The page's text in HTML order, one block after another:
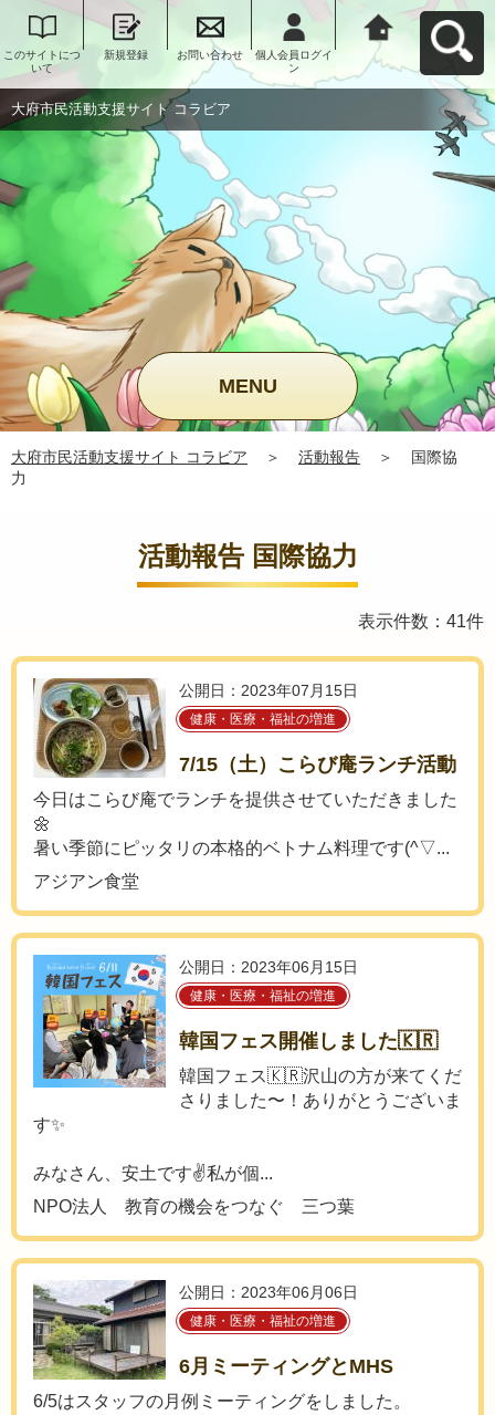
このサイトにつ
いて
新規登録 お問い合わせ
個人会員ログイ
ン
大府市民活動支
援サイト コラビ
アへ戻る
大府市民活動支援サイト コラビア
MENU
大府市民活動支援サイト コラビア ＞ 活動報告 ＞
国際協
力
活動報告 国際協力
表示件数：41件
公開日：2023年07月15日
健康・医療・福祉の増進
7/15（土）こらび庵ランチ活動
今日はこらび庵でランチを提供させていただきました
🌼
暑い季節にピッタリの本格的ベトナム料理です(^▽...
アジアン食堂
公開日：2023年06月15日
健康・医療・福祉の増進
韓国フェス開催しました🇰🇷
韓国フェス🇰🇷沢山の方が来てくだ
さりました〜！ありがとうございま
す✨
みなさん、安土です✌️私が個...
NPO法人 教育の機会をつなぐ 三つ葉
公開日：2023年06月06日
健康・医療・福祉の増進
6月ミーティングとMHS
6/5はスタッフの月例ミーティングをしました。